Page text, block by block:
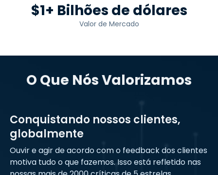
$1+ Bilhões de dólares
Valor de Mercado
O Que Nós Valorizamos
Conquistando nossos clientes,
globalmente
Ouvir e agir de acordo com o feedback dos clientes
motiva tudo o que fazemos. Isso está refletido nas